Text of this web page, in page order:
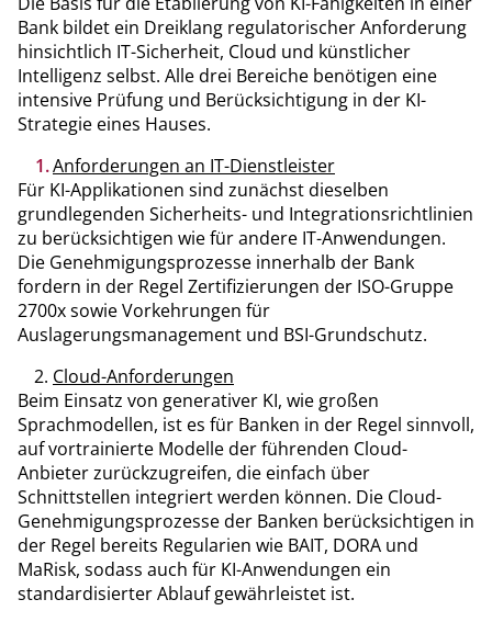
Bank bildet ein Dreiklang regulatorischer Anforderung
hinsichtlich IT-Sicherheit, Cloud und künstlicher
Intelligenz selbst. Alle drei Bereiche benötigen eine
intensive Prüfung und Berücksichtigung in der KI-
Strategie eines Hauses.
Anforderungen an IT-Dienstleister
Für KI-Applikationen sind zunächst dieselben
grundlegenden Sicherheits- und Integrationsrichtlinien
zu berücksichtigen wie für andere IT-Anwendungen.
Die Genehmigungsprozesse innerhalb der Bank
fordern in der Regel Zertifizierungen der ISO-Gruppe
2700x sowie Vorkehrungen für
Auslagerungsmanagement und BSI-Grundschutz.
Cloud-Anforderungen
Beim Einsatz von generativer KI, wie großen
Sprachmodellen, ist es für Banken in der Regel sinnvoll,
auf vortrainierte Modelle der führenden Cloud-
Anbieter zurückzugreifen, die einfach über
Schnittstellen integriert werden können. Die Cloud-
Genehmigungsprozesse der Banken berücksichtigen in
der Regel bereits Regularien wie BAIT, DORA und
MaRisk, sodass auch für KI-Anwendungen ein
standardisierter Ablauf gewährleistet ist.